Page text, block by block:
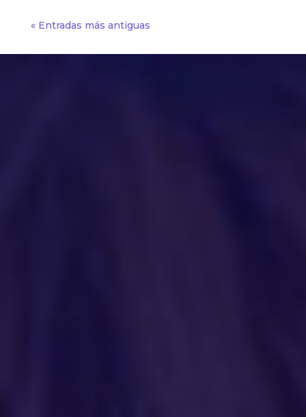
« Entradas más antiguas